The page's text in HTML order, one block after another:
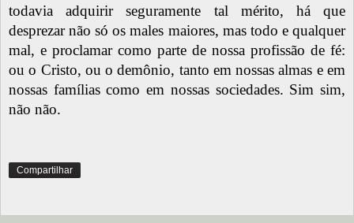
todavia adquirir seguramente tal mérito, há que
desprezar não só os males maiores, mas todo e qualquer
mal, e proclamar como parte de nossa profissão de fé:
ou o Cristo, ou o demônio, tanto em nossas almas e em
nossas famílias como em nossas sociedades. Sim sim,
não não.
Compartilhar